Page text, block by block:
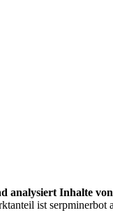
analysiert Inhalte von
ist serpminerbot